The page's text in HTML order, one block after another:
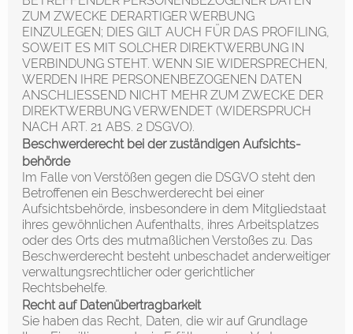
ZUM ZWECKE DERARTIGER WERBUNG
EINZULEGEN; DIES GILT AUCH FÜR DAS PROFILING,
SOWEIT ES MIT SOLCHER DIREKTWERBUNG IN
VERBINDUNG STEHT. WENN SIE WIDERSPRECHEN,
WERDEN IHRE PERSONENBEZOGENEN DATEN
ANSCHLIESSEND NICHT MEHR ZUM ZWECKE DER
DIREKTWERBUNG VERWENDET (WIDERSPRUCH
NACH ART. 21 ABS. 2 DSGVO).
Beschwerde­recht bei der zuständigen Aufsichts­
behörde
Im Falle von Verstößen gegen die DSGVO steht den
Betroffenen ein Beschwerderecht bei einer
Aufsichtsbehörde, insbesondere in dem Mitgliedstaat
ihres gewöhnlichen Aufenthalts, ihres Arbeitsplatzes
oder des Orts des mutmaßlichen Verstoßes zu. Das
Beschwerderecht besteht unbeschadet anderweitiger
verwaltungsrechtlicher oder gerichtlicher
Rechtsbehelfe.
Recht auf Daten­übertrag­barkeit
Sie haben das Recht, Daten, die wir auf Grundlage